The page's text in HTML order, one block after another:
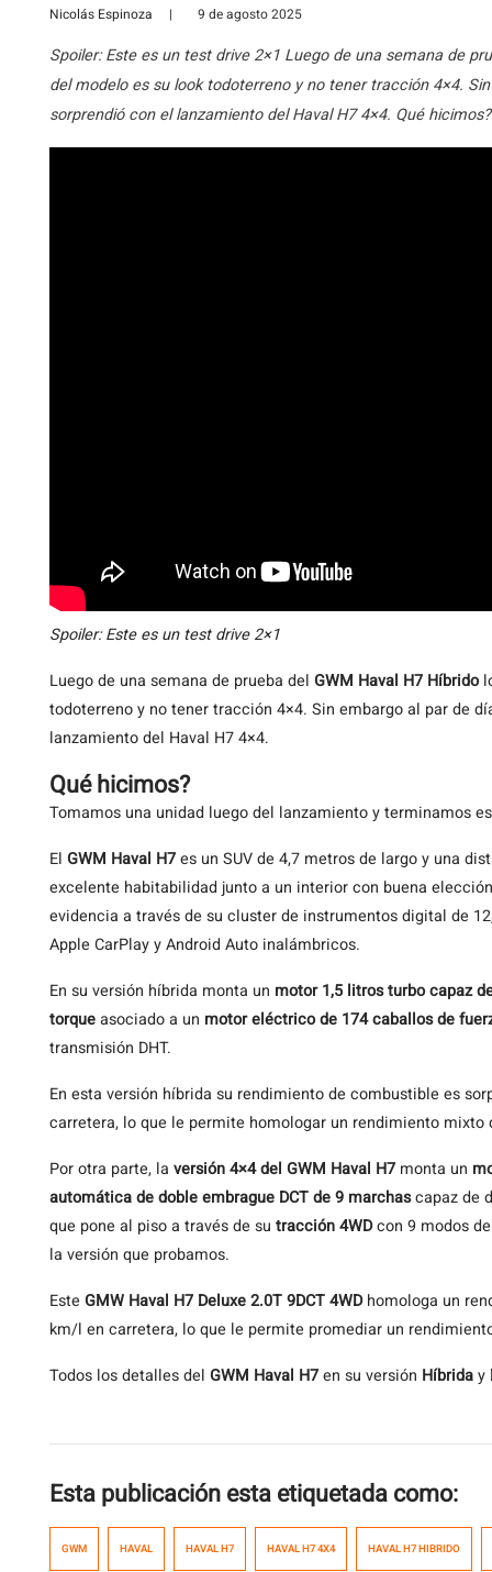
Nicolás Espinoza | 9 de agosto 2025
Spoiler: Este es un test drive 2×1 Luego de una semana de
del modelo es su look todoterreno y no tener tracción 4×4.
sorprendió con el lanzamiento del Haval H7 4×4. Qué
Spoiler: Este es un test drive 2×1
Luego de una semana de prueba del GWM Haval H7 Híbrido
todoterreno y no tener tracción 4×4. Sin embargo al par de
lanzamiento del Haval H7 4×4.
Qué hicimos?
Tomamos una unidad luego del lanzamiento y terminamos
El GWM Haval H7es un SUV de 4,7 metros de largo y una
excelente habitabilidad junto a un interior con buena
evidencia a través de su cluster de instrumentos digital de
Apple CarPlay y Android Auto inalámbricos.
En su versión híbrida monta un motor 1,5 litros turbo capaz
torqueasociado a un motor eléctrico de 174 caballos de
transmisión DHT.
En esta versión híbrida su rendimiento de combustible es
carretera, lo que le permite homologar un rendimiento mixto
Por otra parte, la versión 4×4 del GWM Haval H7 monta un
automática de doble embrague DCT de 9 marchascapaz de
que pone al piso a través de su tracción 4WDcon 9 modos
la versión que probamos.
Este GMW Haval H7 Deluxe 2.0T 9DCT 4WDhomologa un
km/l en carretera, lo que le permite promediar un
Todos los detalles del GWM Haval H7en su versión Híbriday
Esta publicación esta etiquetada como:
GWM HAVAL HAVAL H7 HAVAL H7 4X4 HAVAL H7 HIBRIDO